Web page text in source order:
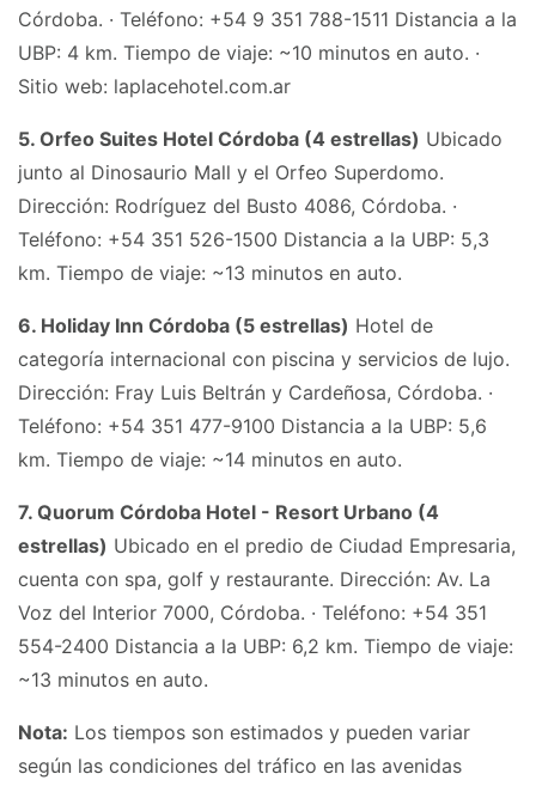
Córdoba. · Teléfono: +54 9 351 788-1511 Distancia a la
UBP: 4 km. Tiempo de viaje: ~10 minutos en auto. ·
Sitio web: laplacehotel.com.ar
5. Orfeo Suites Hotel Córdoba (4 estrellas) Ubicado
junto al Dinosaurio Mall y el Orfeo Superdomo.
Dirección: Rodríguez del Busto 4086, Córdoba. ·
Teléfono: +54 351 526-1500 Distancia a la UBP: 5,3
km. Tiempo de viaje: ~13 minutos en auto.
6. Holiday Inn Córdoba (5 estrellas) Hotel de
categoría internacional con piscina y servicios de lujo.
Dirección: Fray Luis Beltrán y Cardeñosa, Córdoba. ·
Teléfono: +54 351 477-9100 Distancia a la UBP: 5,6
km. Tiempo de viaje: ~14 minutos en auto.
7. Quorum Córdoba Hotel - Resort Urbano (4
estrellas) Ubicado en el predio de Ciudad Empresaria,
cuenta con spa, golf y restaurante. Dirección: Av. La
Voz del Interior 7000, Córdoba. · Teléfono: +54 351
554-2400 Distancia a la UBP: 6,2 km. Tiempo de viaje:
~13 minutos en auto.
Nota: Los tiempos son estimados y pueden variar
según las condiciones del tráfico en las avenidas